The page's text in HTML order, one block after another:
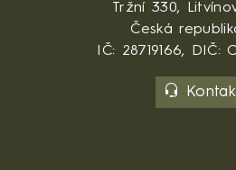
Tržní 330,
Česká
IČ: 28719166, DIČ: